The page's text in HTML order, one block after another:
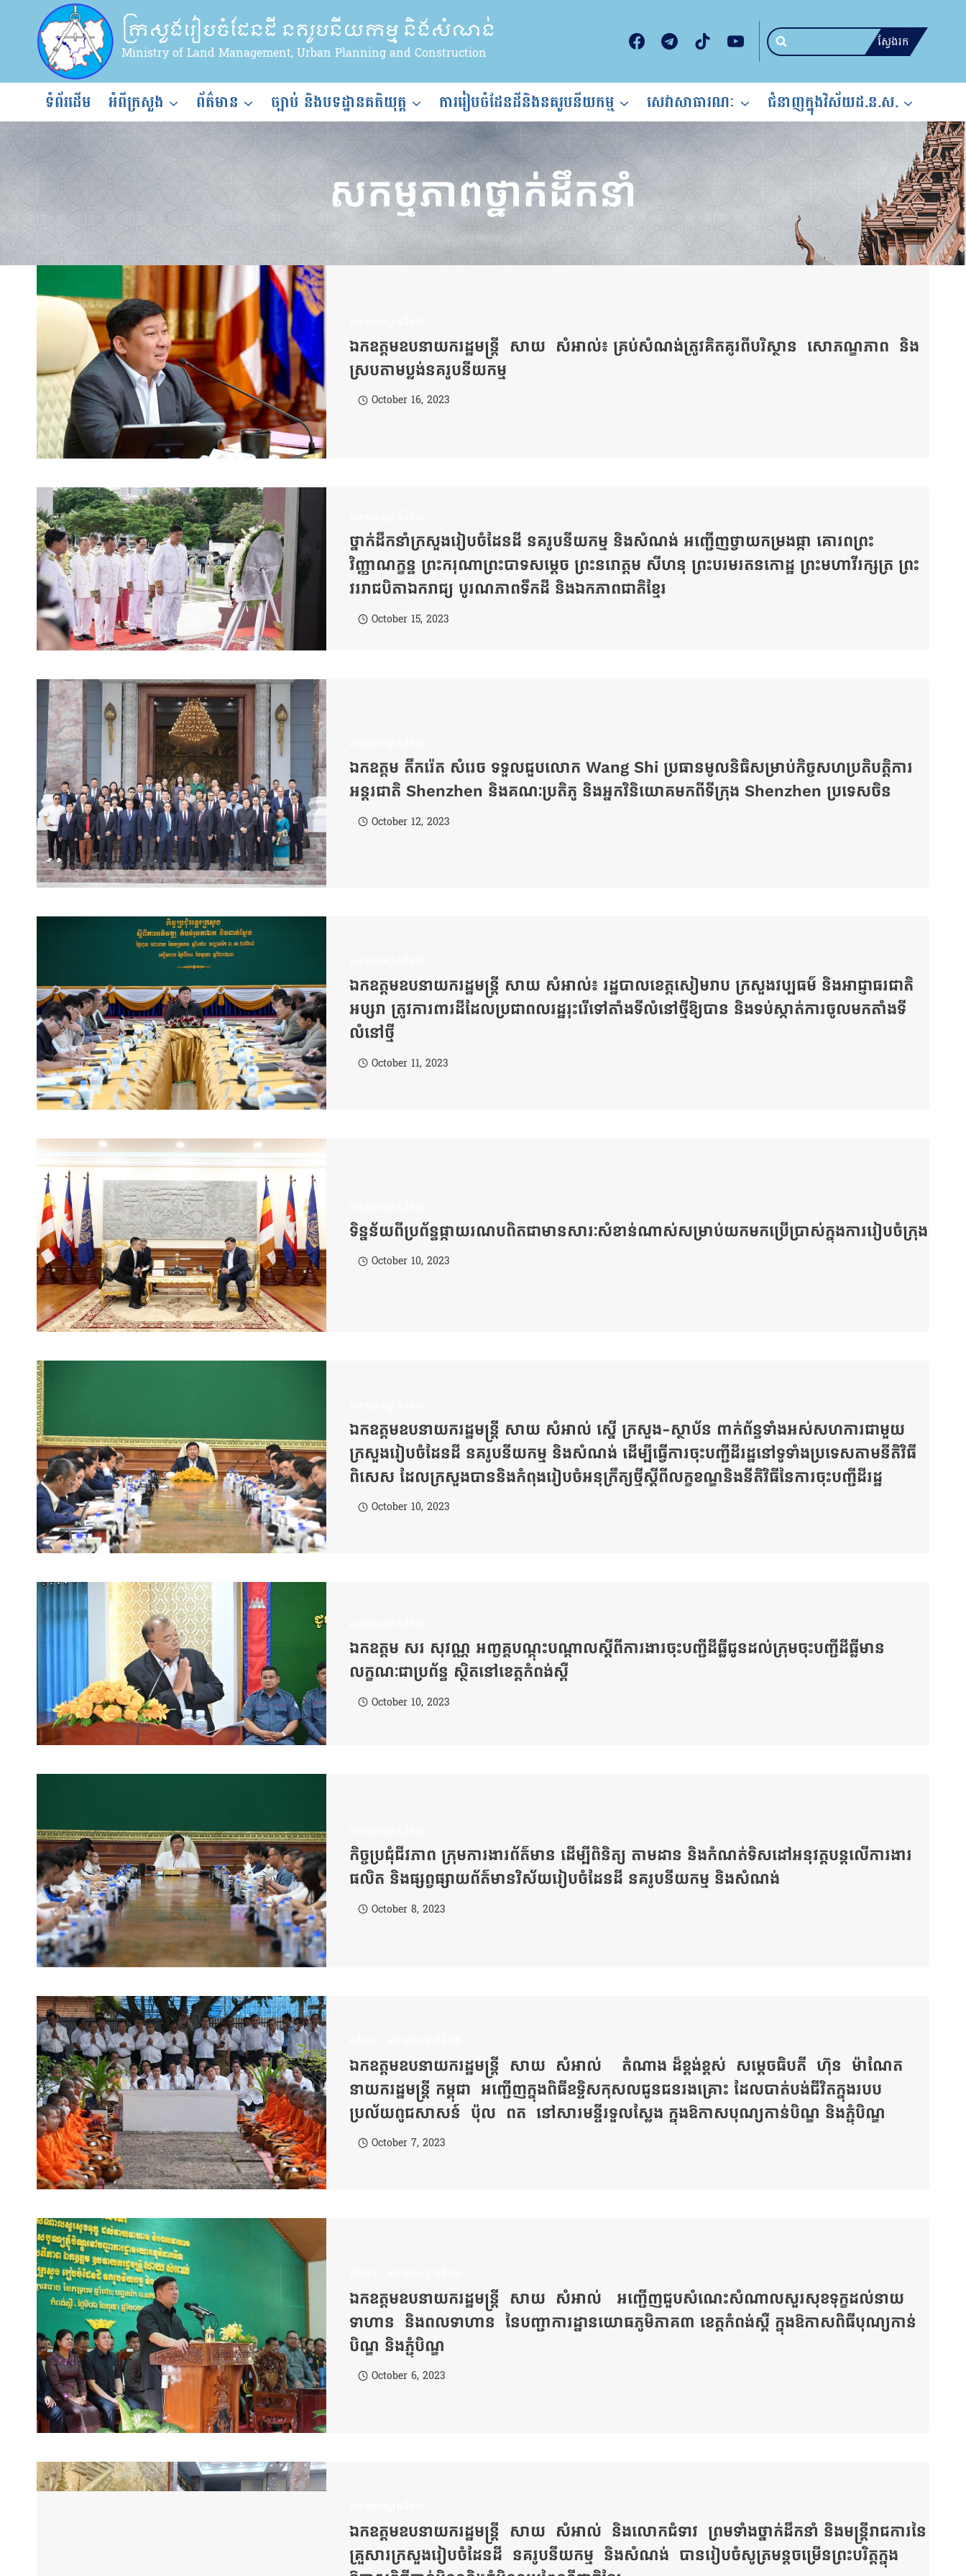
content
ក្រសួងរៀបចំដែនដី នគរូបនីយកម្ម និងសំណង់
Ministry of Land Management, Urban Planning and Construction
ស្វែងរក
ទំព័រដើម អំពីក្រសួង ព័ត៌មាន ច្បាប់ និងបទដ្ឋានគតិយុត្ត ការរៀបចំដែនដីនិងនគរូបនីយកម្ម សេវាសាធារណៈ ជំនាញក្នុងវិស័យដ.ន.ស.
សកម្មភាពថ្នាក់ដឹកនាំ
ឯកឧត្ដមឧបនាយករដ្ឋមន្ត្រី សាយ សំអាល់៖ គ្រប់សំណង់ត្រូវគិតគូរពីបរិស្ថាន សោភណ្ឌភាព និង
ស្របតាមប្លង់នគរូបនីយកម្ម
October 16, 2023
ថ្នាក់ដឹកនាំក្រសួងរៀបចំដែនដី នគរូបនីយកម្ម និងសំណង់ អញ្ជើញថ្វាយកម្រងផ្កា គោរពព្រះ
វិញ្ញាណក្ខន្ធ ព្រះករុណាព្រះបាទសម្តេច ព្រះនរោត្តម សីហនុ ព្រះបរមរតនកោដ្ឋ ព្រះមហាវីរក្សត្រ ព្រះ
វររាជបិតាឯករាជ្យ បូរណភាពទឹកដី និងឯកភាពជាតិខ្មែរ
October 15, 2023
ឯកឧត្តម​ តឹករ៉េត​ សំរេច​ ទទួលជួបលោក Wang Shi ប្រធានមូលនិធិសម្រាប់កិច្ចសហប្រតិបត្តិការ
អន្តរជាតិ Shenzhen និងគណៈប្រតិភូ និងអ្នកវិនិយោគមកពីទីក្រុង Shenzhen ប្រទេសចិន
October 12, 2023
ឯកឧត្តមឧបនាយករដ្ឋមន្រ្តី សាយ សំអាល់៖ រដ្ឋបាលខេត្តសៀមរាប ក្រសួងវប្បធម៌ និងអាជ្ញាធរជាតិ
អប្សរា ត្រូវការពារដីដែលប្រជាពលរដ្ឋរុះរើទៅតាំងទីលំនៅថ្មីឱ្យបាន និងទប់ស្កាត់ការចូលមកតាំងទី
លំនៅថ្មី
October 11, 2023
ទិន្នន័យពីប្រព័ន្ធផ្កាយរណបពិតជាមានសារៈសំខាន់ណាស់សម្រាប់យកមកប្រើប្រាស់ក្នុងការរៀបចំក្រុង
October 10, 2023
ឯកឧត្តមឧបនាយករដ្ឋមន្រ្តី សាយ សំអាល់ ស្នើ ក្រសួង-ស្ថាប័ន ពាក់ព័ន្ធទាំងអស់សហការជាមួយ
ក្រសួងរៀបចំដែនដី នគរូបនីយកម្ម និងសំណង់ ដើម្បីធ្វើការចុះបញ្ជីដីរដ្ឋនៅទូទាំងប្រទេសតាមនីតិវិធី
ពិសេស ដែលក្រសួងបាននិងកំពុងរៀបចំអនុក្រឹត្យថ្មីស្តីពីលក្ខខណ្ឌនិងនីតិវិធីនៃការចុះបញ្ជីដីរដ្ឋ
October 10, 2023
ឯកឧត្តម សរ សុវណ្ណ អញ្វគ្គបណ្តុះបណ្តាលស្តីពីការងារចុះបញ្ជីដីធ្លីជូនដល់ក្រុមចុះបញ្ជីដីធ្លីមាន
លក្ខណៈជាប្រព័ន្ធ ស្ថិតនៅខេត្តកំពង់ស្ពឺ
October 10, 2023
កិច្ចប្រជុំជីវភាព ក្រុមការងារព័ត៌មាន ដើម្បីពិនិត្យ តាមដាន និងកំណត់ទិសដៅអនុវត្តបន្តលើការងារ
ផលិត និងផ្សព្វផ្សាយព័ត៌មានវិស័យរៀបចំដែនដី នគរូបនីយកម្ម និងសំណង់
October 8, 2023
ឯកឧត្ដមឧបនាយករដ្ឋមន្ត្រី សាយ សំអាល់ តំណាង ដ៏ខ្ពង់ខ្ពស់ សម្តេចធិបតី ហ៊ុន ម៉ាណែត
នាយករដ្ឋមន្ត្រី កម្ពុជា អញ្ជើញក្នុងពិធីឧទ្ទិសកុសលជូនជនរងគ្រោះ ដែលបាត់បង់ជីវិតក្នុងរបប
ប្រល័យពូជសាសន៍ ប៉ុល ពត នៅសារមន្ទីរទួលស្លែង ក្នុងឱកាសបុណ្យកាន់បិណ្ឌ និងភ្ជុំបិណ្ឌ
October 7, 2023
ឯកឧត្ដមឧបនាយករដ្ឋមន្ត្រី សាយ សំអាល់ អញ្ជើញជួបសំណេះសំណាលសួរសុខទុក្ខដល់នាយ
ទាហាន និងពលទាហាន នៃបញ្ជាការដ្ឋានយោធភូមិភាគ៣ ខេត្តកំពង់ស្ពឺ ក្នុងឱកាសពិធីបុណ្យកាន់
បិណ្ឌ និងភ្ជុំបិណ្ឌ
October 6, 2023
ឯកឧត្ដមឧបនាយករដ្ឋមន្ត្រី សាយ សំអាល់ និងលោកជំទាវ ព្រមទាំងថ្នាក់ដឹកនាំ និងមន្រ្តីរាជការនៃ
គ្រួសារក្រសួងរៀបចំដែនដី នគរូបនីយកម្ម និងសំណង់ បានរៀបចំសូត្រមន្តចម្រើនព្រះបរិត្តក្នុង